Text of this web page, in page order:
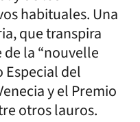
habituales. Una
que transpira
la “nouvelle
Especial del
y el Premio
otros lauros.